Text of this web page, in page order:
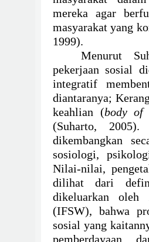
mereka agar
masyarakat yang
1999).
Menurut
pekerjaan sosial
integratif
diantaranya;
keahlian (body of
(Suharto,
dikembangkan
sosiologi,
Nilai-nilai,
dilihat dari
dikeluarkan oleh
(IFSW), bahwa
sosial yang
pemberdayaan